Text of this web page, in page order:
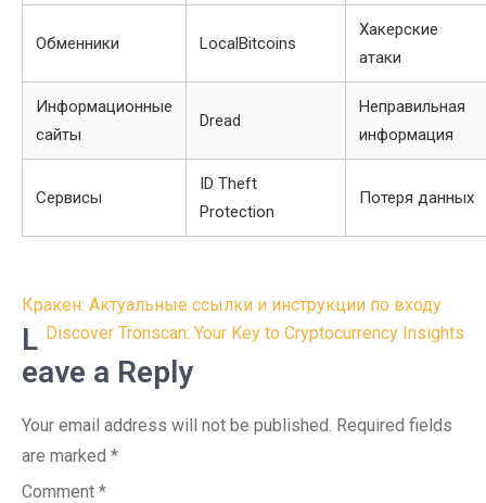
Обменники LocalBitcoins
Хакерские
атаки
Информационные
сайты
Dread
Неправильная
информация
Сервисы
ID Theft
Protection
Потеря данных
Post
navigation
Кракен: Актуальные ссылки и инструкции по входу
Discover Tronscan: Your Key to Cryptocurrency Insights
L
eave a Reply
Your email address will not be published. Required fields
are marked *
Comment *